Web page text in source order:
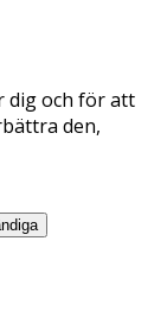
dig och för att
den,